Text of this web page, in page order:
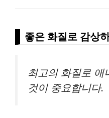
좋은 화질로 감상
최고의 화질로 애
것이 중요합니다.